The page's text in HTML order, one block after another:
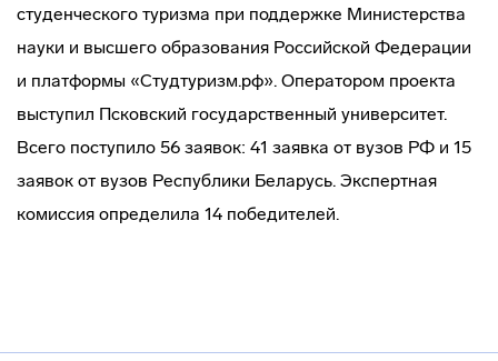
студенческого туризма при поддержке Министерства
науки и высшего образования Российской Федерации
и платформы «Студтуризм.рф». Оператором проекта
выступил Псковский государственный университет.
Всего поступило 56 заявок: 41 заявка от вузов РФ и 15
заявок от вузов Республики Беларусь. Экспертная
комиссия определила 14 победителей.